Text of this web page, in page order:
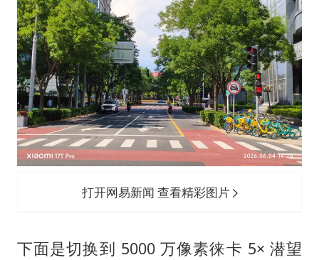
打开网易新闻 查看精彩图片
下面是切换到 5000 万像素徕卡 5× 潜望